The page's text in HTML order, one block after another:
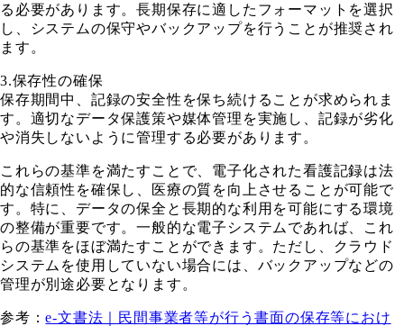
る必要があります。長期保存に適したフォーマットを選択
し、システムの保守やバックアップを行うことが推奨され
ます。
3.保存性の確保
保存期間中、記録の安全性を保ち続けることが求められま
す。適切なデータ保護策や媒体管理を実施し、記録が劣化
や消失しないように管理する必要があります。
これらの基準を満たすことで、電子化された看護記録は法
的な信頼性を確保し、医療の質を向上させることが可能で
す。特に、データの保全と長期的な利用を可能にする環境
の整備が重要です。一般的な電子システムであれば、これ
らの基準をほぼ満たすことができます。ただし、クラウド
システムを使用していない場合には、バックアップなどの
管理が別途必要となります。
参考：e-文書法｜民間事業者等が行う書面の保存等におけ